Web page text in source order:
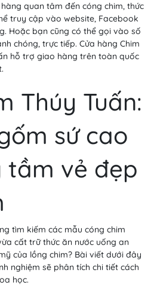
quan tâm đến cóng chim, thức
truy cập vào website, Facebook
Hoặc bạn cũng có thể gọi vào số
chóng, trực tiếp. Cửa hàng Chim
hỗ trợ giao hàng trên toàn quốc
Thúy Tuấn:
sứ cao
tầm vẻ đẹp
tìm kiếm các mẫu cóng chim
cất trữ thức ăn nước uống an
của lồng chim? Bài viết dưới đây
nghiệm sẽ phân tích chi tiết cách
học.